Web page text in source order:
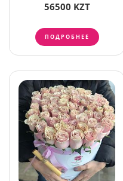
56500 KZT
ПОДРОБНЕЕ